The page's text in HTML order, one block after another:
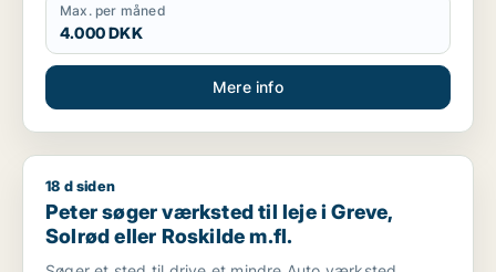
Max. per måned
4.000 DKK
Mere info
Peter søger værksted til leje i Greve, Solrød eller Roskilde
18 d siden
Peter søger værksted til leje i Greve,
Solrød eller Roskilde m.fl.